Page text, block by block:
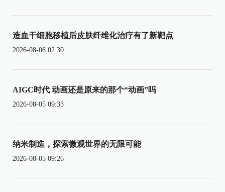
造血干细胞移植后皮肤纤维化治疗有了新靶点
2026-08-06 02:30
AIGC时代 动画还是原来的那个“动画”吗
2026-08-05 09:33
纳米制造，探索微观世界的无限可能
2026-08-05 09:26